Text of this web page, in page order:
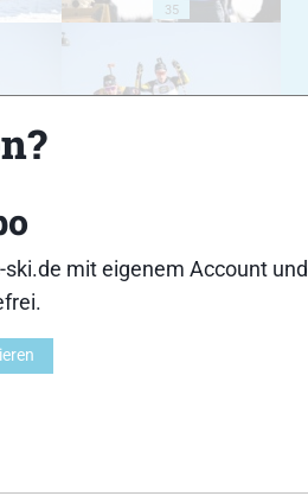
35
ski.de mit eigenem Account und